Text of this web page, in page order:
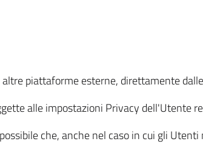
piattaforme esterne, direttamente
alle impostazioni Privacy dell'Utente
che, anche nel caso in cui gli